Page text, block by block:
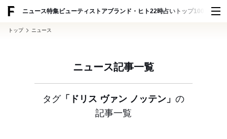
ニュース特集ビューティ ストアブランド・ヒト22時占い トップ100 スナッ
トップ ニュース
ニュース記事一覧
タグ「ドリス ヴァン ノッテン」 の
記事一覧